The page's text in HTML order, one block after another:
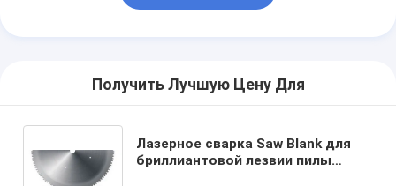
Получить Лучшую Цену Для
Лазерное сварка Saw Blank для
бриллиантовой лезвии пилы